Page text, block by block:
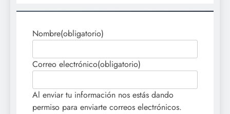
Nombre(obligatorio)
Correo electrónico(obligatorio)
Al enviar tu información nos estás dando
permiso para enviarte correos electrónicos.